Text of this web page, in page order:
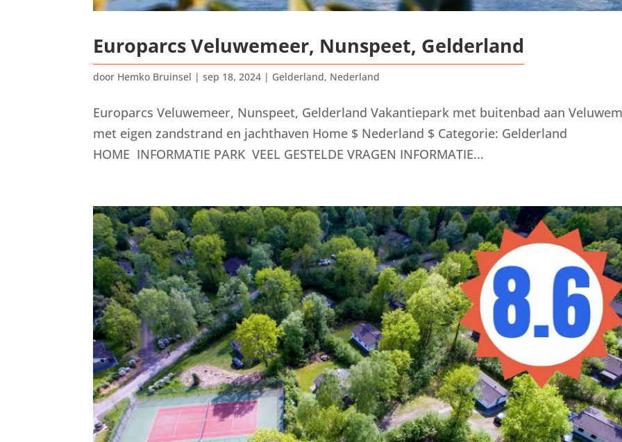
Europarcs Veluwemeer, Nunspeet, Gelderland
door Hemko Bruinsel |sep 18, 2024 | Gelderland, Nederland
Europarcs Veluwemeer, Nunspeet, Gelderland Vakantiepark met buitenbad aan
met eigen zandstrand en jachthaven Home $ Nederland $ Categorie: Gelderland
HOME INFORMATIE PARK VEEL GESTELDE VRAGEN INFORMATIE...